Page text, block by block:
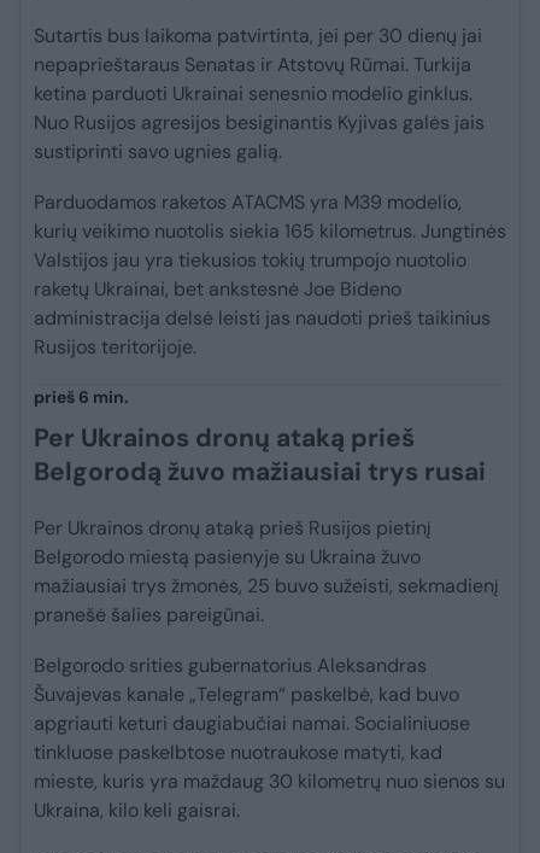
Sutartis bus laikoma patvirtinta, jei per 30 dienų jai
nepaprieštaraus Senatas ir Atstovų Rūmai. Turkija
ketina parduoti Ukrainai senesnio modelio ginklus.
Nuo Rusijos agresijos besiginantis Kyjivas galės jais
sustiprinti savo ugnies galią.
Parduodamos raketos ATACMS yra M39 modelio,
kurių veikimo nuotolis siekia 165 kilometrus. Jungtinės
Valstijos jau yra tiekusios tokių trumpojo nuotolio
raketų Ukrainai, bet ankstesnė Joe Bideno
administracija delsė leisti jas naudoti prieš taikinius
Rusijos teritorijoje.
prieš 6 min.
Per Ukrainos dronų ataką prieš
Belgorodą žuvo mažiausiai trys rusai
Per Ukrainos dronų ataką prieš Rusijos pietinį
Belgorodo miestą pasienyje su Ukraina žuvo
mažiausiai trys žmonės, 25 buvo sužeisti, sekmadienį
pranešė šalies pareigūnai.
Belgorodo srities gubernatorius Aleksandras
Šuvajevas kanale „Telegram“ paskelbė, kad buvo
apgriauti keturi daugiabučiai namai. Socialiniuose
tinkluose paskelbtose nuotraukose matyti, kad
mieste, kuris yra maždaug 30 kilometrų nuo sienos su
Ukraina, kilo keli gaisrai.